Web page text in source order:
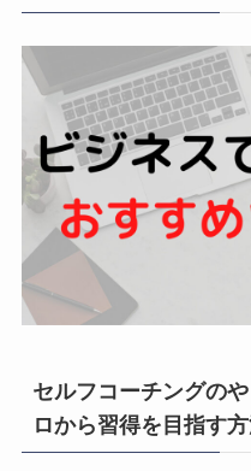
セルフコーチングの
ロから習得を目指す方